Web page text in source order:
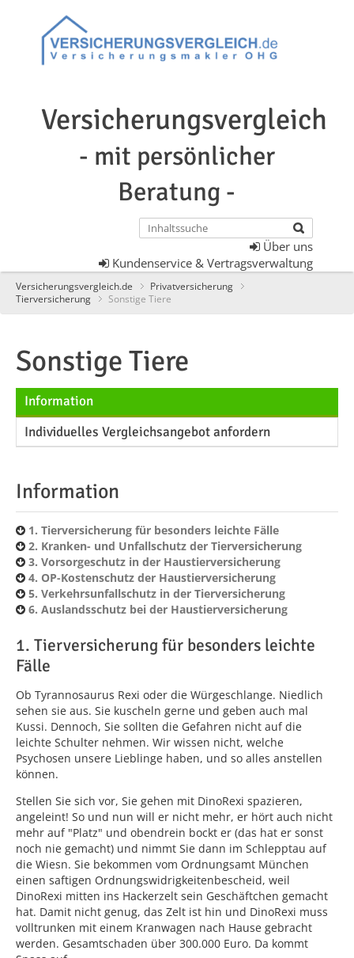
Versicherungsvergleich
- mit persönlicher
Beratung -
Über uns
Kundenservice & Vertragsverwaltung
Versicherungsvergleich.de
Privatversicherung
Tierversicherung
Sonstige Tiere
Sonstige Tiere
Information
Individuelles Vergleichsangebot anfordern
Information
1. Tierversicherung für besonders leichte Fälle
2. Kranken- und Unfallschutz der Tierversicherung
3. Vorsorgeschutz in der Haustierversicherung
4. OP-Kostenschutz der Haustierversicherung
5. Verkehrsunfallschutz in der Tierversicherung
6. Auslandsschutz bei der Haustierversicherung
1. Tierversicherung für besonders leichte
Fälle
Ob Tyrannosaurus Rexi oder die Würgeschlange. Niedlich
sehen sie aus. Sie kuscheln gerne und geben auch mal
Kussi. Dennoch, Sie sollten die Gefahren nicht auf die
leichte Schulter nehmen. Wir wissen nicht, welche
Psychosen unsere Lieblinge haben, und so alles anstellen
können.
Stellen Sie sich vor, Sie gehen mit DinoRexi spazieren,
angeleint! So und nun will er nicht mehr, er hört auch nicht
mehr auf "Platz" und obendrein bockt er (das hat er sonst
noch nie gemacht) und nimmt Sie dann im Schlepptau auf
die Wiesn. Sie bekommen vom Ordnungsamt München
einen saftigen Ordnungswidrigkeitenbescheid, weil
DinoRexi mitten ins Hackerzelt sein Geschäftchen gemacht
hat. Damit nicht genug, das Zelt ist hin und DinoRexi muss
volltrunken mit einem Kranwagen nach Hause gebracht
werden. Gesamtschaden über 300.000 Euro. Da kommt